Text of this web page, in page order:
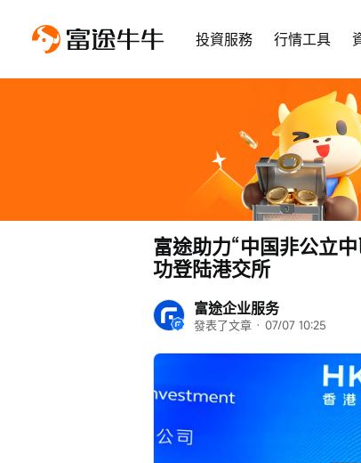
投資服務 行情工具
富途企业服务
發表了文章 · 07/07 10:25
富途助力“中国非公立
功登陆港交所